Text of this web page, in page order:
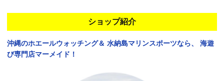
ショップ紹介
沖縄のホエールウォッチング＆ 水納島マリンスポーツなら、
海遊
び専門店マーメイド！